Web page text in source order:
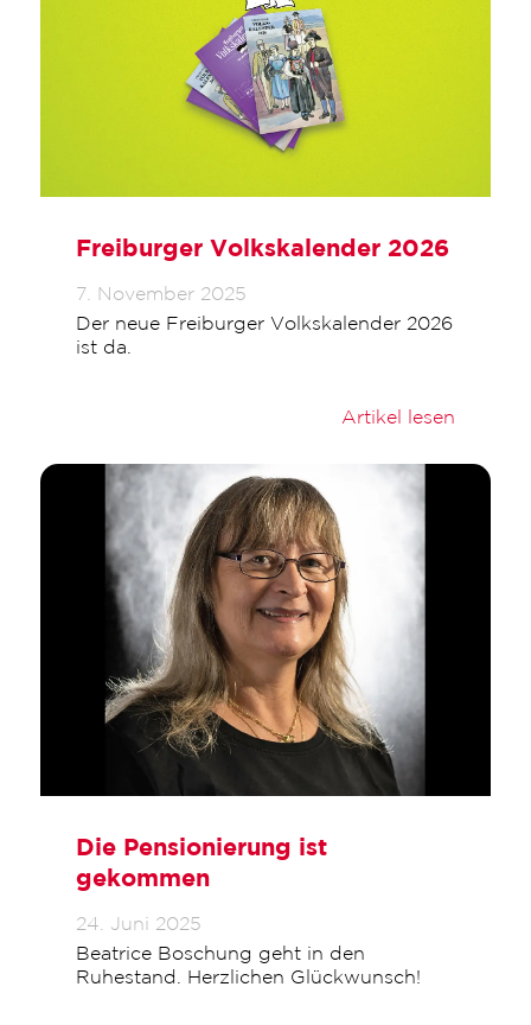
Freiburger Volkskalender 2026
7. November 2025
Der neue Freiburger Volkskalender 2026
ist da.
Artikel lesen
Die Pensionierung ist
gekommen
24. Juni 2025
Beatrice Boschung geht in den
Ruhestand. Herzlichen Glückwunsch!